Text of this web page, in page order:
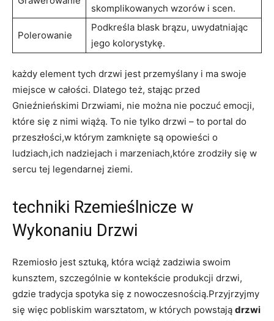
skomplikowanych wzorów i scen.
Polerowanie
Podkreśla blask brązu, uwydatniając
jego kolorystykę.
każdy element tych drzwi‍ jest przemyślany i ma swoje
miejsce ‍w ‌całości. Dlatego też, stając‍ przed
Gnieźnieńskimi Drzwiami, nie można nie ⁣poczuć emocji,
które się z⁣ nimi wiążą. To nie tylko drzwi – ⁤to portal do
przeszłości,w którym zamknięte są ⁢opowieści o
ludziach,ich nadziejach i marzeniach,które zrodziły się⁢ w
sercu tej ⁢legendarnej ziemi.
techniki Rzemieślnicze w
Wykonaniu⁢ Drzwi
Rzemiosło jest sztuką, która wciąż zadziwia ‌swoim
kunsztem, szczególnie w kontekście produkcji ​drzwi,
gdzie tradycja spotyka‌ się z nowoczesnością.Przyjrzyjmy
się więc pobliskim warsztatom, w których powstają drzwi